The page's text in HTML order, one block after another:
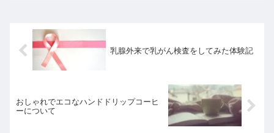
乳腺外来で乳がん検査をしてみた体験記
おしゃれでエコなハンドドリップコーヒ
ーについて